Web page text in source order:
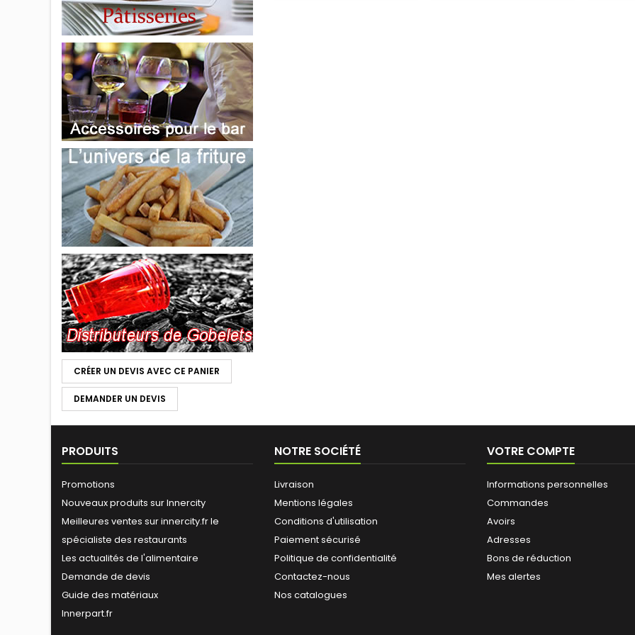
CRÉER UN DEVIS AVEC CE PANIER
DEMANDER UN DEVIS
PRODUITS
Promotions
Nouveaux produits sur Innercity
Meilleures ventes sur innercity.fr le
spécialiste des restaurants
Les actualités de l'alimentaire
Demande de devis
Guide des matériaux
Innerpart.fr
NOTRE SOCIÉTÉ
Livraison
Mentions légales
Conditions d'utilisation
Paiement sécurisé
Politique de confidentialité
Contactez-nous
Nos catalogues
VOTRE COMPTE
Informations personnelles
Commandes
Avoirs
Adresses
Bons de réduction
Mes alertes